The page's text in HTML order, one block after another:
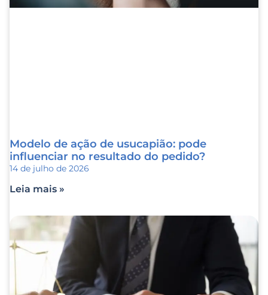
Modelo de ação de usucapião​: pode
influenciar no resultado do pedido?
14 de julho de 2026
Leia mais »